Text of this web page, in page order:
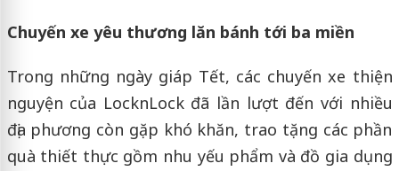
Chuyến xe yêu thương lăn bánh tới ba miền
Trong những ngày giáp Tết, các chuyến xe thiện
nguyện của LocknLock đã lần lượt đến với nhiều
địa phương còn gặp khó khăn, trao tặng các phần
quà thiết thực gồm nhu yếu phẩm và đồ gia dụng